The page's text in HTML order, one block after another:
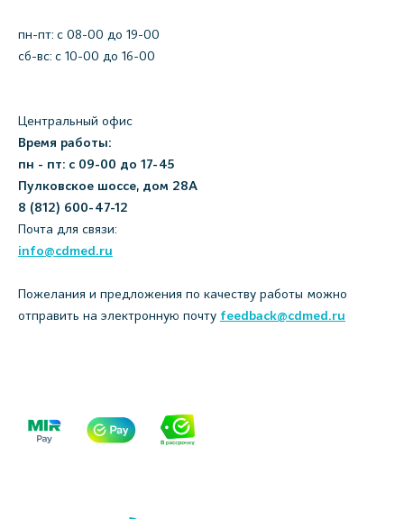
пн-пт: c 08-00 до 19-00
сб-вс: с 10-00 до 16-00
Центральный офис
Время работы:
пн - пт: с 09-00 до 17-45
Пулковское шоссе, дом 28А
8 (812) 600-47-12
Почта для связи:
info@cdmed.ru
Пожелания и предложения по качеству работы можно
отправить на электронную почту feedback@cdmed.ru